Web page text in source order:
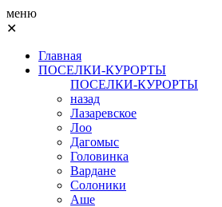
меню
✕
Главная
ПОСЕЛКИ-КУРОРТЫ
ПОСЕЛКИ-КУРОРТЫ
назад
Лазаревское
Лоо
Дагомыс
Головинка
Вардане
Солоники
Аше